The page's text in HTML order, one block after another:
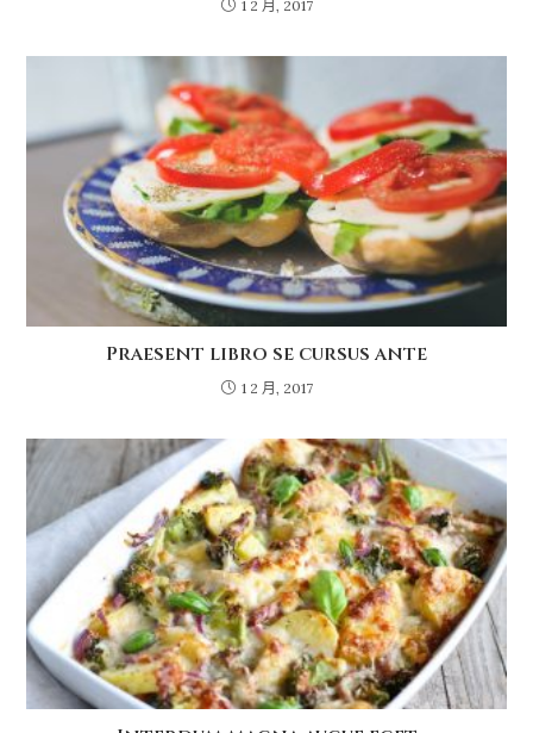
1 2 月, 2017
Praesent libro se cursus ante
1 2 月, 2017